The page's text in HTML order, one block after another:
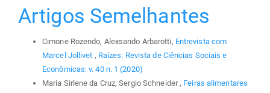
Artigos Semelhantes
Cimone Rozendo, Alexsando Arbarotti, Entrevista com
Marcel Jollivet , Raízes: Revista de Ciências Sociais e
Econômicas: v. 40 n. 1 (2020)
Maria Sirlene da Cruz, Sergio Schneider , Feiras alimentares